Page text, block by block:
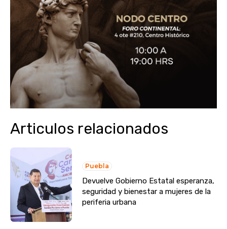
Articulos relacionados
Puebla
Devuelve Gobierno Estatal esperanza,
seguridad y bienestar a mujeres de la
periferia urbana